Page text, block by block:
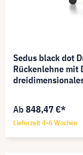
Sedus black dot
Rückenlehne mit
Ab 848,47 €*
Lieferzeit 4-6 Wochen